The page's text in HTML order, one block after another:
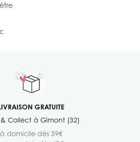
GRATUITE
Collect à Gimont (32)
à domicile dès 59€